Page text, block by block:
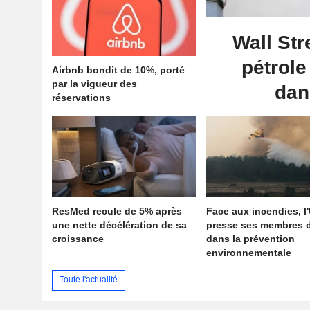
Airbnb bondit de 10%, porté
par la vigueur des
réservations
Wall
ResMed recule de 5% après
une nette décélération de sa
croissance
Face aux incendies,
presse ses membres
dans la prévention
environnementale
Toute l'actualité